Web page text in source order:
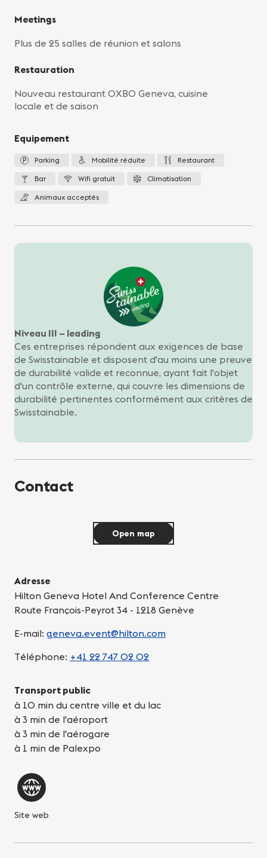
Meetings
Plus de 25 salles de réunion et salons
Restauration
Nouveau restaurant OXBO Geneva, cuisine
locale et de saison
Equipement
Parking Mobilité réduite Restaurant
Bar Wifi gratuit Climatisation
Animaux acceptés
Niveau III – leading
Ces entreprises répondent aux exigences de base
de Swisstainable et disposent d'au moins une preuve
de durabilité valide et reconnue, ayant fait l'objet
d'un contrôle externe, qui couvre les dimensions de
durabilité pertinentes conformément aux critères de
Swisstainable.
Contact
Adresse
Hilton Geneva Hotel And Conference Centre
Route François-Peyrot 34 - 1218 Genève
E-mail: geneva.event@hilton.com
Téléphone: +41 22 747 02 02
Transport public
à 10 min du centre ville et du lac
à 3 min de l'aéroport
à 3 min de l'aérogare
à 1 min de Palexpo
Site web
Open map